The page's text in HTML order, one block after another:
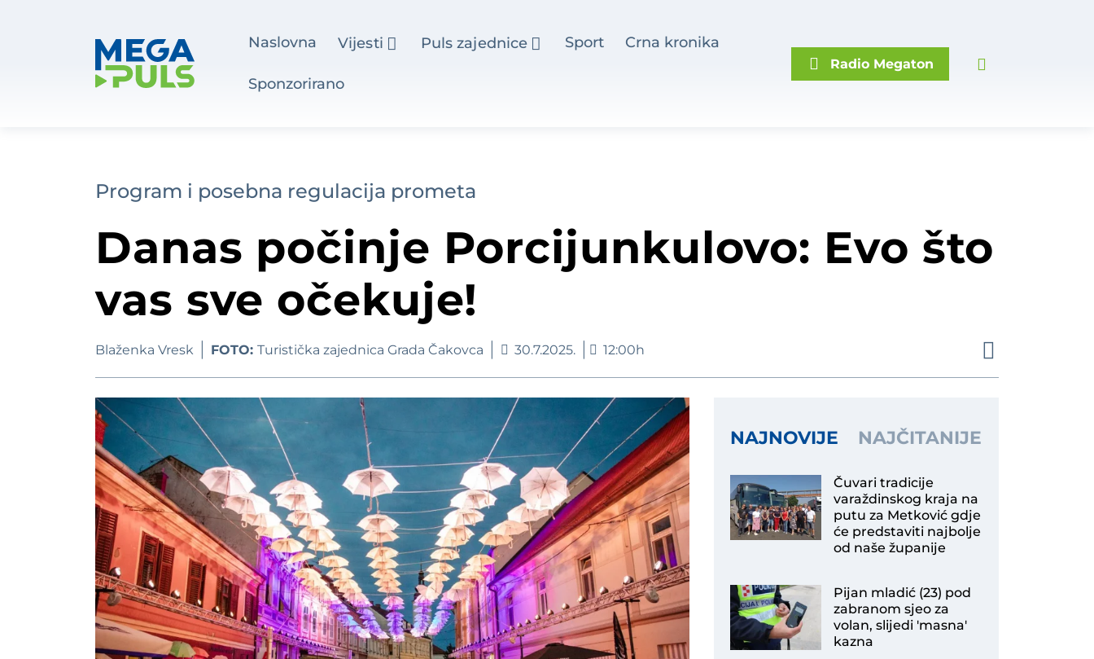
Naslovna Vijesti Puls zajednice Sport Crna kronika
Sponzorirano
Radio Megaton
Program i posebna regulacija prometa
Danas počinje Porcijunkulovo: Evo što
vas sve očekuje!
Blaženka Vresk FOTO: Turistička zajednica Grada Čakovca 30.7.2025. 12:00h
NAJNOVIJE NAJČITANIJE
Čuvari tradicije
varaždinskog kraja na
putu za Metković gdje
će predstaviti najbolje
od naše županije
Pijan mladić (23) pod
zabranom sjeo za
volan, slijedi 'masna'
kazna